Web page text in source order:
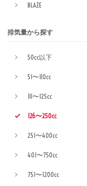
BLAZE
排気量から探す
50cc以下
51〜110cc
111〜125cc
126〜250cc
251〜400cc
401〜750cc
751〜1200cc